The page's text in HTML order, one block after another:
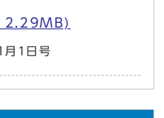
2.29MB)
1日号